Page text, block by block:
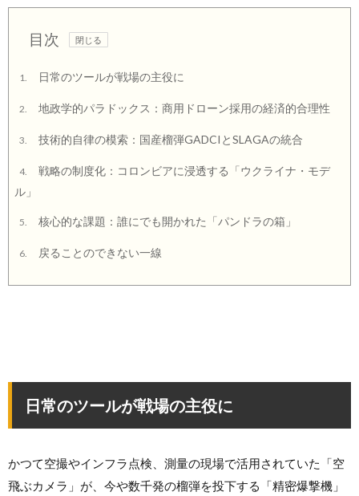
目次
1. 日常のツールが戦場の主役に
2. 地政学的パラドックス：商用ドローン採用の経済的合理性
3. 技術的自律の模索：国産榴弾GADCIとSLAGAの統合
4.
戦略の制度化：コロンビアに浸透する「ウクライナ・モデ
ル」
5. 核心的な課題：誰にでも開かれた「パンドラの箱」
6. 戻ることのできない一線
日常のツールが戦場の主役に
かつて空撮やインフラ点検、測量の現場で活用されていた「空
飛ぶカメラ」が、今や数千発の榴弾を投下する「精密爆撃機」